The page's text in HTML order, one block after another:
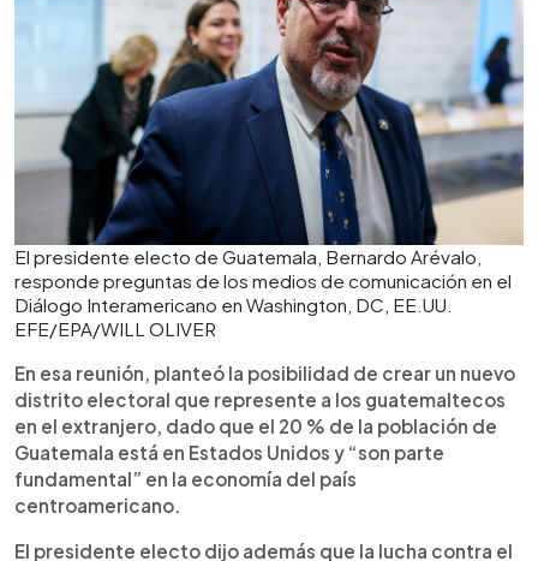
El presidente electo de Guatemala, Bernardo Arévalo,
responde preguntas de los medios de comunicación en el
Diálogo Interamericano en Washington, DC, EE.UU.
EFE/EPA/WILL OLIVER
En esa reunión, planteó la posibilidad de crear un nuevo
distrito electoral que represente a los guatemaltecos
en el extranjero, dado que el 20 % de la población de
Guatemala está en Estados Unidos y “son parte
fundamental” en la economía del país
centroamericano.
El presidente electo dijo además que la lucha contra el